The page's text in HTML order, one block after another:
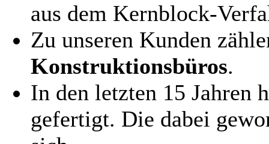
aus dem Kernblock-
Zu unseren Kunden
Konstruktionsbüros.
In den letzten 15 Jahren
gefertigt. Die dabei